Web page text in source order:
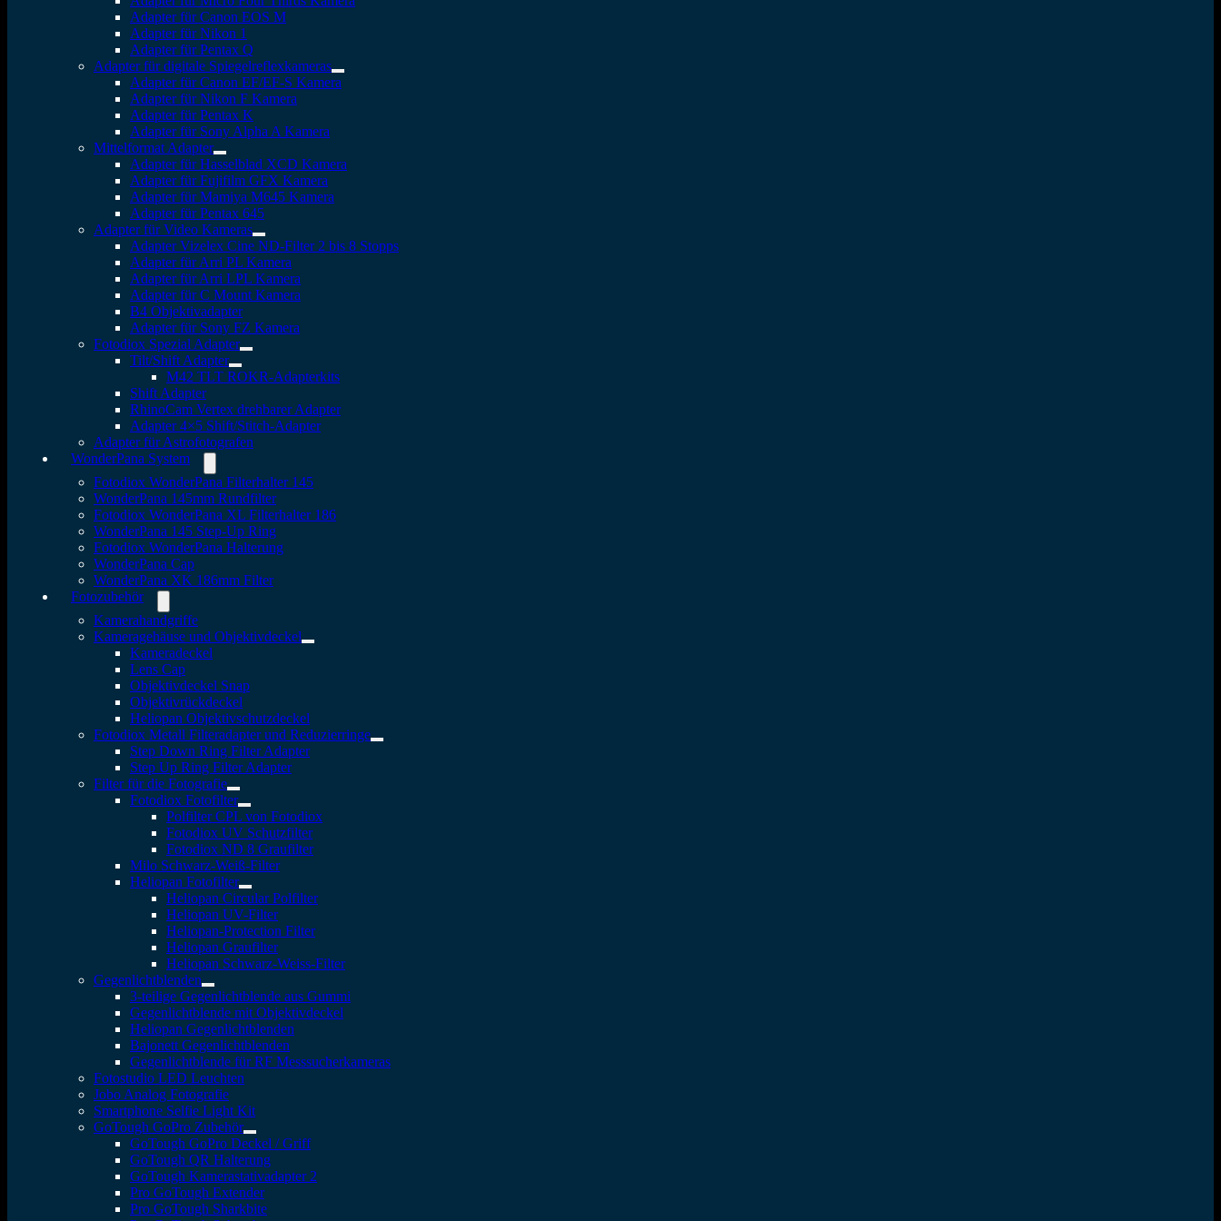
Adapter für Canon EOS M
Adapter für Nikon 1
Adapter für Pentax Q
Adapter für digitale Spiegelreflexkameras
Adapter für Canon EF/EF-S Kamera
Adapter für Nikon F Kamera
Adapter für Pentax K
Adapter für Sony Alpha A Kamera
Mittelformat Adapter
Adapter für Hasselblad XCD Kamera
Adapter für Fujifilm GFX Kamera
Adapter für Mamiya M645 Kamera
Adapter für Pentax 645
Adapter für Video Kameras
Adapter Vizelex Cine ND-Filter 2 bis 8 Stopps
Adapter für Arri PL Kamera
Adapter für Arri LPL Kamera
Adapter für C Mount Kamera
B4 Objektivadapter
Adapter für Sony FZ Kamera
Fotodiox Spezial Adapter
Tilt/Shift Adapter
M42 TLT ROKR-Adapterkits
Shift Adapter
RhinoCam Vertex drehbarer Adapter
Adapter 4×5 Shift/Stitch-Adapter
Adapter für Astrofotografen
WonderPana System
Fotodiox WonderPana Filterhalter 145
WonderPana 145mm Rundfilter
Fotodiox WonderPana XL Filterhalter 186
WonderPana 145 Step-Up Ring
Fotodiox WonderPana Halterung
WonderPana Cap
WonderPana XK 186mm Filter
Fotozubehör
Kamerahandgriffe
Kameragehäuse und Objektivdeckel
Kameradeckel
Lens Cap
Objektivdeckel Snap
Objektivrückdeckel
Heliopan Objektivschutzdeckel
Fotodiox Metall Filteradapter und Reduzierringe
Step Down Ring Filter Adapter
Step Up Ring Filter Adapter
Filter für die Fotografie
Fotodiox Fotofilter
Polfilter CPL von Fotodiox
Fotodiox UV Schutzfilter
Fotodiox ND 8 Graufilter
Milo Schwarz-Weiß-Filter
Heliopan Fotofilter
Heliopan Circular Polfilter
Heliopan UV-Filter
Heliopan-Protection Filter
Heliopan Graufilter
Heliopan Schwarz-Weiss-Filter
Gegenlichtblenden
3-teilige Gegenlichtblende aus Gummi
Gegenlichtblende mit Objektivdeckel
Heliopan Gegenlichtblenden
Bajonett Gegenlichtblenden
Gegenlichtblende für RF Messsucherkameras
Fotostudio LED Leuchten
Jobo Analog Fotografie
Smartphone Selfie Light Kit
GoTough GoPro Zubehör
GoTough GoPro Deckel / Griff
GoTough QR Halterung
GoTough Kamerastativadapter 2
Pro GoTough Extender
Pro GoTough Sharkbite